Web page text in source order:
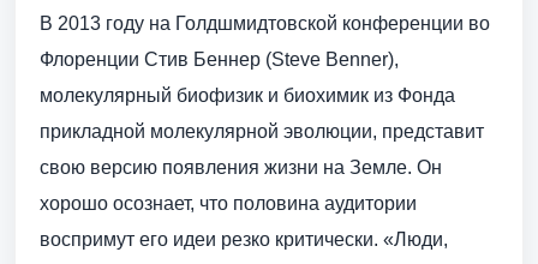
В 2013 году на Голдшмидтовской конференции во
Флоренции Стив Беннер (Steve Benner),
молекулярный биофизик и биохимик из Фонда
прикладной молекулярной эволюции, представит
свою версию появления жизни на Земле. Он
хорошо осознает, что половина аудитории
воспримут его идеи резко критически. «Люди,